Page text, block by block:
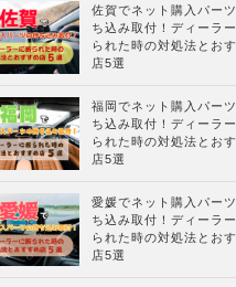
佐賀でネット購入パー
ち込み取付！ディーラ
られた時の対処法とお
店5選
福岡でネット購入パー
ち込み取付！ディーラ
られた時の対処法とお
店5選
愛媛でネット購入パー
ち込み取付！ディーラ
られた時の対処法とお
店5選